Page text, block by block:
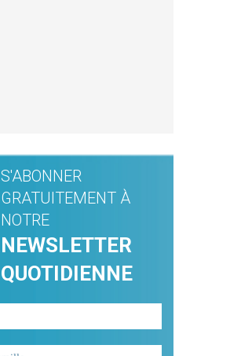
S'ABONNER
GRATUITEMENT À
NOTRE
NEWSLETTER
QUOTIDIENNE